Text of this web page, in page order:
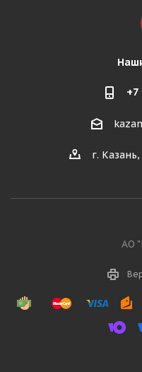
+7
г.
АО